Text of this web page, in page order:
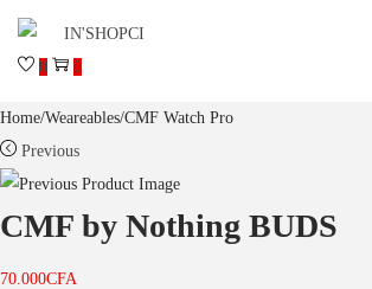
0 0
Home/Weareables/CMF Watch Pro
Previous
CMF by Nothing BUDS
70.000CFA